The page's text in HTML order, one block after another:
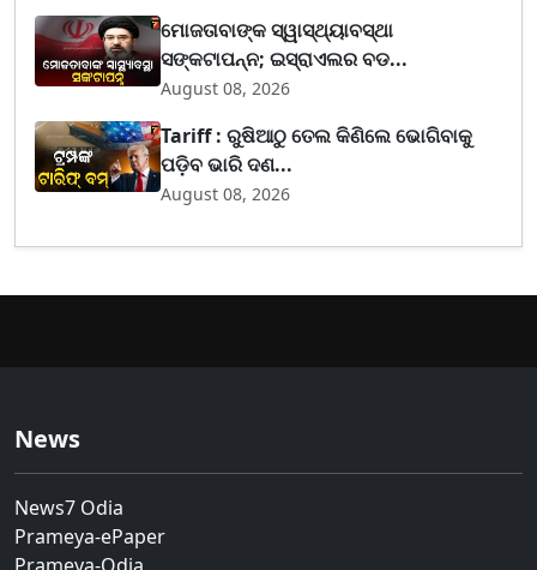
ମୋଜତାବାଙ୍କ ସ୍ୱାସ୍ଥ୍ୟାବସ୍ଥା
ସଙ୍କଟାପନ୍ନ; ଇସ୍ରାଏଲର ବଡ...
August 08, 2026
Tariff : ରୁଷିଆଠୁ ତେଲ କିଣିଲେ ଭୋଗିବାକୁ
ପଡ଼ିବ ଭାରି ଦଣ...
August 08, 2026
News
News7 Odia
Prameya-ePaper